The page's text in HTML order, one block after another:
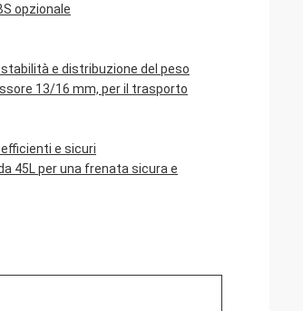
opzionale
e distribuzione del peso
13/16 mm, per il trasporto
e sicuri
45L per una frenata sicura e